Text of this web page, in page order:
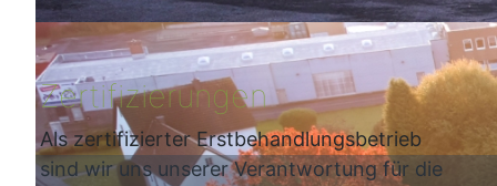
Zertifizierungen
Als zertifizierter Erstbehandlungsbetrieb
sind wir uns unserer Verantwortung für die